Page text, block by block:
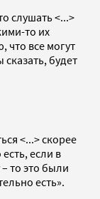
слушать <...>
то их
что все могут
будет
<...> скорее
если в
то это были
есть».